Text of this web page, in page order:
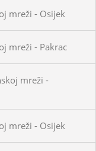
mreži - Osijek
mreži - Pakrac
mreži -
mreži - Osijek